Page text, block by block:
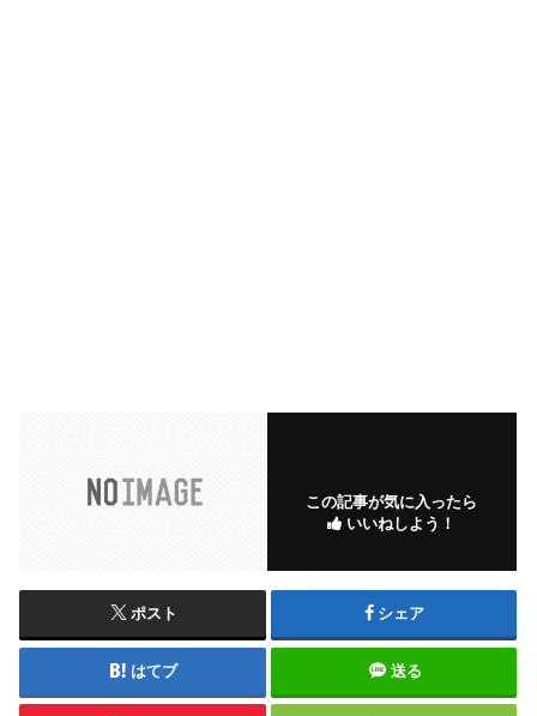
この記事が気に入ったら
いいねしよう！
ポスト シェア
はてブ 送る